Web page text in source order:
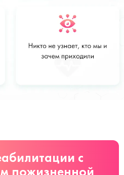
Заказать
с
пожизненной